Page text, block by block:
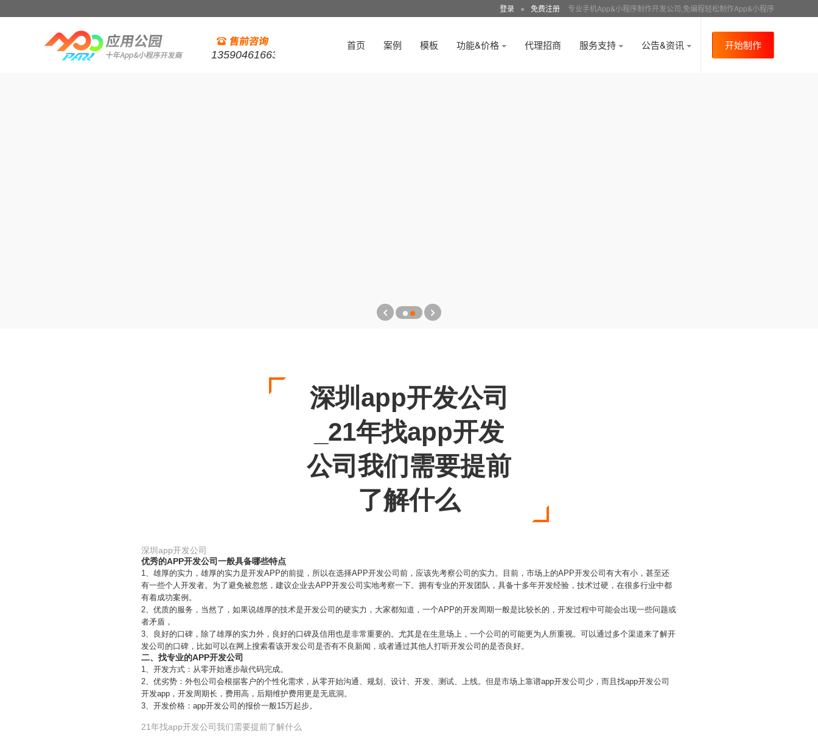
登录 ● 免费注册 专业手机App&小程序制作开发公司,免编程轻松制作App&小程序
13590461663
首页 案例 模板 功能&价格 代理招商 服务支持 公告&资讯 开始制作
深圳app开发公司
_21年找app开发
公司我们需要提前
了解什么
深圳app开发公司
优秀的APP开发公司一般具备哪些特点
1、雄厚的实力，雄厚的实力是开发APP的前提，所以在选择APP开发公司前，应该先考察公司的实力。目前，市场上的APP开发公司有大有小，甚至还
有一些个人开发者。为了避免被忽悠，建议企业去APP开发公司实地考察一下。拥有专业的开发团队，具备十多年开发经验，技术过硬，在很多行业中都
有着成功案例。
2、优质的服务，当然了，如果说雄厚的技术是开发公司的硬实力，大家都知道，一个APP的开发周期一般是比较长的，开发过程中可能会出现一些问题或
者矛盾，
3、良好的口碑，除了雄厚的实力外，良好的口碑及信用也是非常重要的。尤其是在生意场上，一个公司的可能更为人所重视。可以通过多个渠道来了解开
发公司的口碑，比如可以在网上搜索看该开发公司是否有不良新闻，或者通过其他人打听开发公司的是否良好。
二、找专业的APP开发公司
1、开发方式：从零开始逐步敲代码完成。
2、优劣势：外包公司会根据客户的个性化需求，从零开始沟通、规划、设计、开发、测试、上线。但是市场上靠谱app开发公司少，而且找app开发公司
开发app，开发周期长，费用高，后期维护费用更是无底洞。
3、开发价格：app开发公司的报价一般15万起步。
21年找app开发公司我们需要提前了解什么